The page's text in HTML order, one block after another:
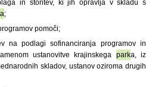
in storitev, ki jih opravlja v skladu s
;
pomoči;
na podlagi sofinanciranja programov in
ustanovitve krajinskega parka, iz
skladov, ustanov oziroma drugih